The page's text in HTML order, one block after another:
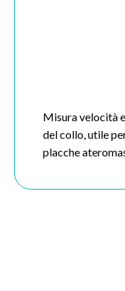
Misura velocità
del collo, utile
placche